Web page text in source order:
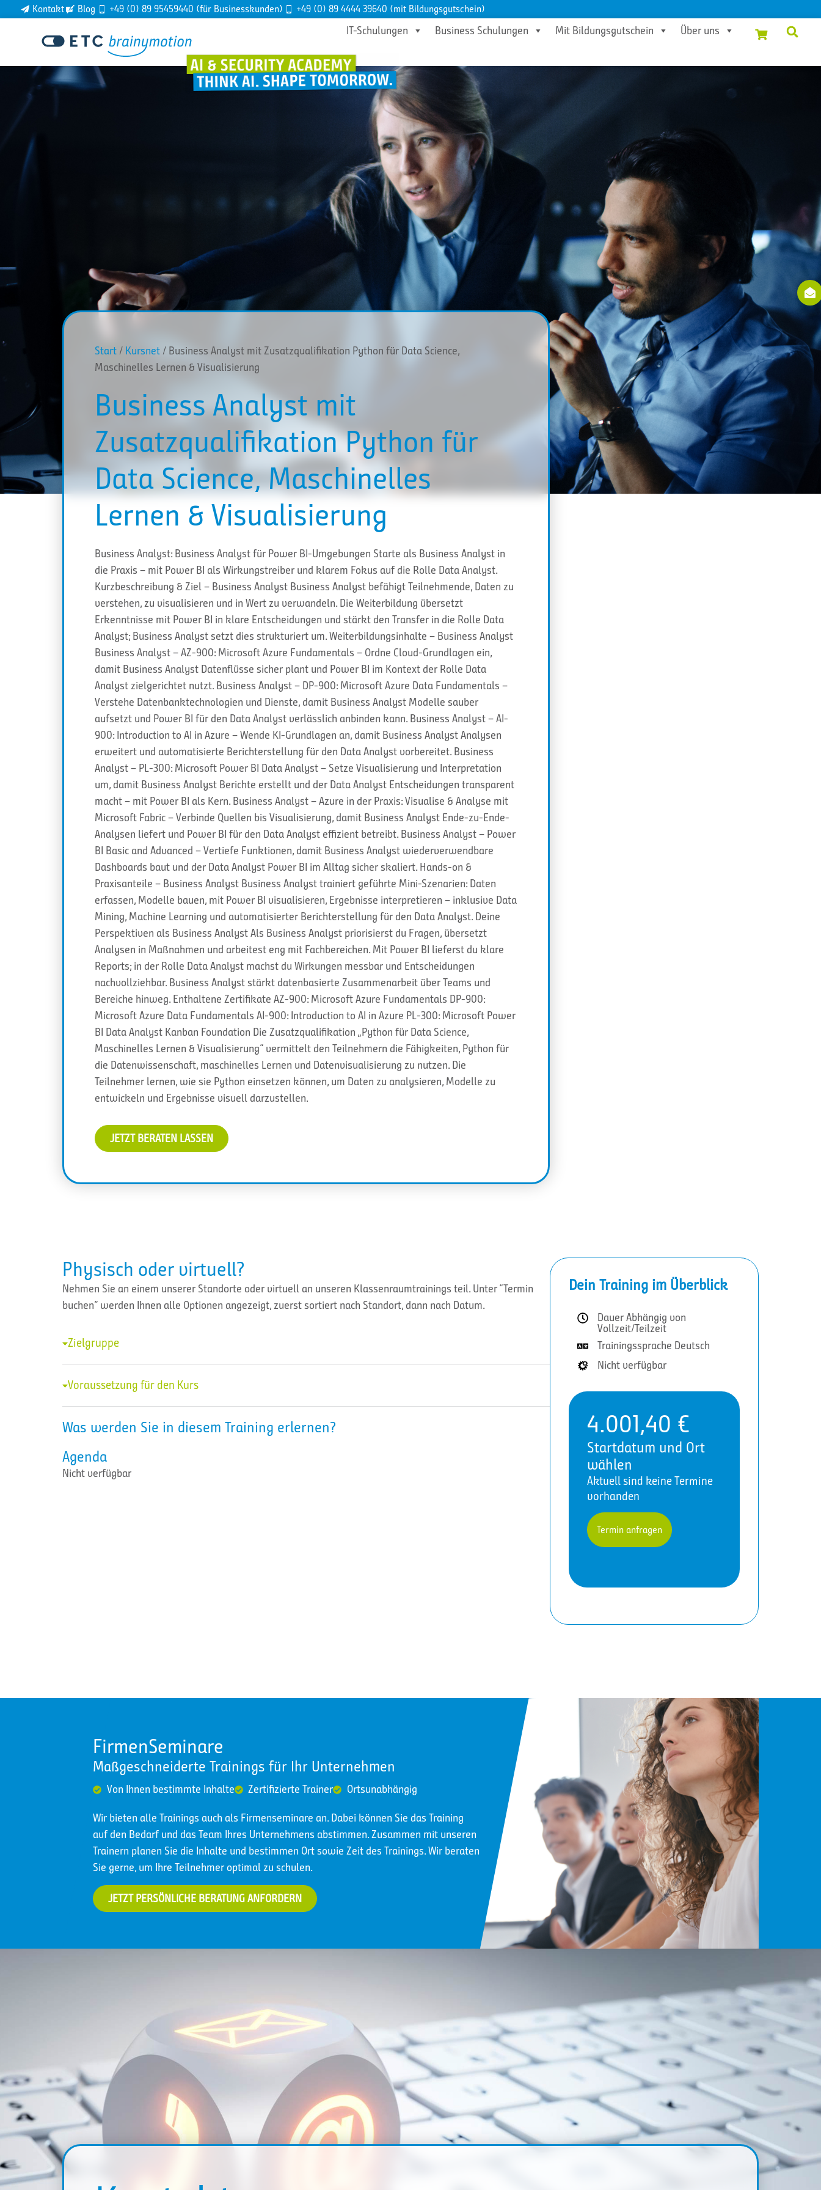
Kontakt Blog +49 (0) 89 95459440 (für Businesskunden) +49 (0) 89 4444 39640 (mit Bildungsgutschein)
IT-Schulungen Business Schulungen Mit Bildungsgutschein Über uns
Start / Kursnet/ Business Analyst mit Zusatzqualifikation Python für Data Science,
Maschinelles Lernen & Visualisierung
Business Analyst mit
Zusatzqualifikation Python für
Data Science, Maschinelles
Lernen & Visualisierung
Business Analyst: Business Analyst für Power BI-Umgebungen Starte als Business Analyst in
die Praxis – mit Power BI als Wirkungstreiber und klarem Fokus auf die Rolle Data Analyst.
Kurzbeschreibung & Ziel – Business Analyst Business Analyst befähigt Teilnehmende, Daten zu
verstehen, zu visualisieren und in Wert zu verwandeln. Die Weiterbildung übersetzt
Erkenntnisse mit Power BI in klare Entscheidungen und stärkt den Transfer in die Rolle Data
Analyst; Business Analyst setzt dies strukturiert um. Weiterbildungsinhalte – Business Analyst
Business Analyst – AZ-900: Microsoft Azure Fundamentals – Ordne Cloud-Grundlagen ein,
damit Business Analyst Datenflüsse sicher plant und Power BI im Kontext der Rolle Data
Analyst zielgerichtet nutzt. Business Analyst – DP-900: Microsoft Azure Data Fundamentals –
Verstehe Datenbanktechnologien und Dienste, damit Business Analyst Modelle sauber
aufsetzt und Power BI für den Data Analyst verlässlich anbinden kann. Business Analyst – AI-
900: Introduction to AI in Azure – Wende KI-Grundlagen an, damit Business Analyst Analysen
erweitert und automatisierte Berichterstellung für den Data Analyst vorbereitet. Business
Analyst – PL-300: Microsoft Power BI Data Analyst – Setze Visualisierung und Interpretation
um, damit Business Analyst Berichte erstellt und der Data Analyst Entscheidungen transparent
macht – mit Power BI als Kern. Business Analyst – Azure in der Praxis: Visualise & Analyse mit
Microsoft Fabric – Verbinde Quellen bis Visualisierung, damit Business Analyst Ende-zu-Ende-
Analysen liefert und Power BI für den Data Analyst effizient betreibt. Business Analyst – Power
BI Basic and Advanced – Vertiefe Funktionen, damit Business Analyst wiederverwendbare
Dashboards baut und der Data Analyst Power BI im Alltag sicher skaliert. Hands-on &
Praxisanteile – Business Analyst Business Analyst trainiert geführte Mini-Szenarien: Daten
erfassen, Modelle bauen, mit Power BI visualisieren, Ergebnisse interpretieren – inklusive Data
Mining, Machine Learning und automatisierter Berichterstellung für den Data Analyst. Deine
Perspektiven als Business Analyst Als Business Analyst priorisierst du Fragen, übersetzt
Analysen in Maßnahmen und arbeitest eng mit Fachbereichen. Mit Power BI lieferst du klare
Reports; in der Rolle Data Analyst machst du Wirkungen messbar und Entscheidungen
nachvollziehbar. Business Analyst stärkt datenbasierte Zusammenarbeit über Teams und
Bereiche hinweg. Enthaltene Zertifikate AZ-900: Microsoft Azure Fundamentals DP-900:
Microsoft Azure Data Fundamentals AI-900: Introduction to AI in Azure PL-300: Microsoft Power
BI Data Analyst Kanban Foundation Die Zusatzqualifikation „Python für Data Science,
Maschinelles Lernen & Visualisierung“ vermittelt den Teilnehmern die Fähigkeiten, Python für
die Datenwissenschaft, maschinelles Lernen und Datenvisualisierung zu nutzen. Die
Teilnehmer lernen, wie sie Python einsetzen können, um Daten zu analysieren, Modelle zu
entwickeln und Ergebnisse visuell darzustellen.
JETZT BERATEN LASSEN
Physisch oder virtuell?
Nehmen Sie an einem unserer Standorte oder virtuell an unseren Klassenraumtrainings teil. Unter “Termin
buchen” werden Ihnen alle Optionen angezeigt, zuerst sortiert nach Standort, dann nach Datum.
Zielgruppe
Voraussetzung für den Kurs
Was werden Sie in diesem Training erlernen?
Agenda
Nicht verfügbar
Dein Training im Überblick
Dauer Abhängig von
Vollzeit/Teilzeit
Trainingssprache Deutsch
Nicht verfügbar
4.001,40 €
Startdatum und Ort
wählen
Aktuell sind keine Termine
vorhanden
Termin anfragen
FirmenSeminare
Maßgeschneiderte Trainings für Ihr Unternehmen
Von Ihnen bestimmte Inhalte Zertifizierte Trainer Ortsunabhängig
Wir bieten alle Trainings auch als Firmenseminare an. Dabei können Sie das Training
auf den Bedarf und das Team Ihres Unternehmens abstimmen. Zusammen mit unseren
Trainern planen Sie die Inhalte und bestimmen Ort sowie Zeit des Trainings. Wir beraten
Sie gerne, um Ihre Teilnehmer optimal zu schulen.
JETZT PERSÖNLICHE BERATUNG ANFORDERN